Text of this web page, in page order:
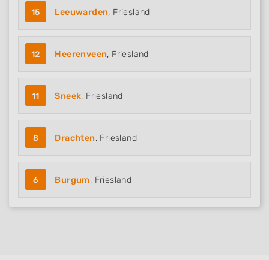
15 Leeuwarden, Friesland
12 Heerenveen, Friesland
11 Sneek, Friesland
8 Drachten, Friesland
6 Burgum, Friesland